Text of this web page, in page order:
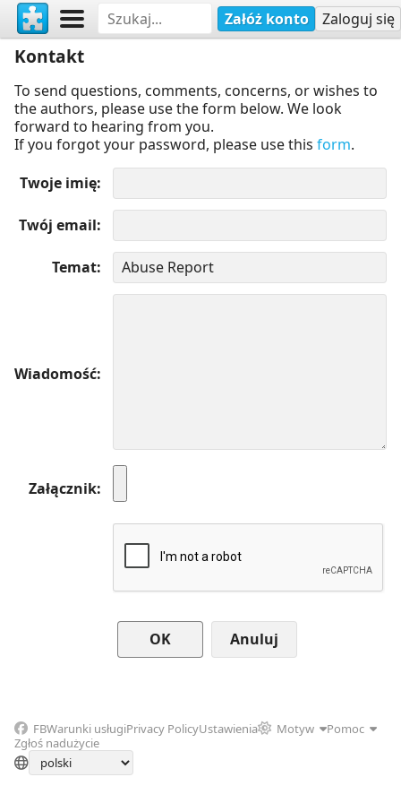
Załóż konto Zaloguj się
Kontakt
To send questions, comments, concerns, or wishes to
the authors, please use the form below. We look
forward to hearing from you.
If you forgot your password, please use this form.
Twoje imię
Twój email
Temat
Wiadomość
Załącznik
Anuluj
FBWarunki usługiPrivacy PolicyUstawienia Motyw
Pomoc
Zgłoś nadużycie